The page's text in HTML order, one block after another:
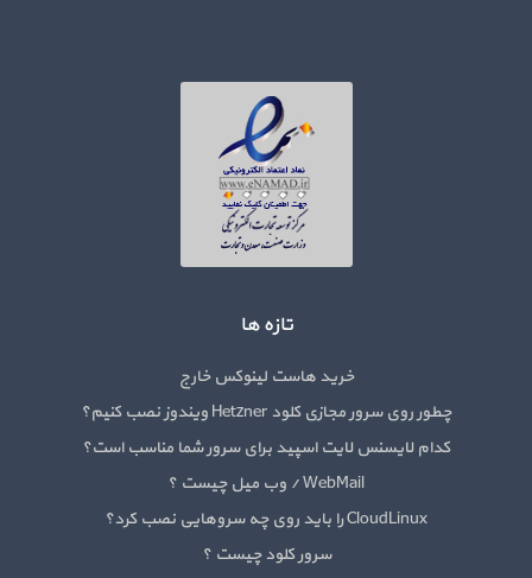
تازه ها
خرید هاست لینوکس خارج
چطور روی سرور مجازی کلود Hetzner ویندوز نصب کنیم؟
کدام لایسنس لایت اسپید برای سرور شما مناسب است؟
WebMail / وب میل چیست ؟
CloudLinux را باید روی چه سروهایی نصب کرد؟
سرور کلود چیست ؟